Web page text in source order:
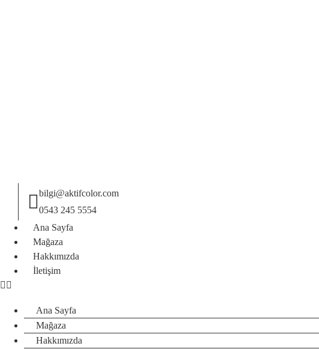
bilgi@aktifcolor.com
0543 245 5554
Ana Sayfa
Mağaza
Hakkımızda
İletişim
Ana Sayfa
Mağaza
Hakkımızda